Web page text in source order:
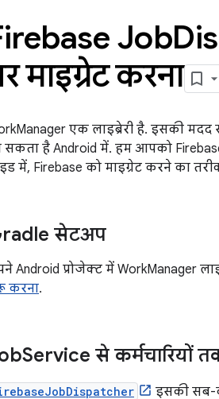
Job
माइग्रेट करना
एक लाइब्रेरी है. इसकी
सकता है Android में. हम आपको
में, Firebase को माइग्रेट करने का
सेटअप
Android प्रोजेक्ट में WorkManager
करना.
Service से कर्मचारियों
इसकी सब-